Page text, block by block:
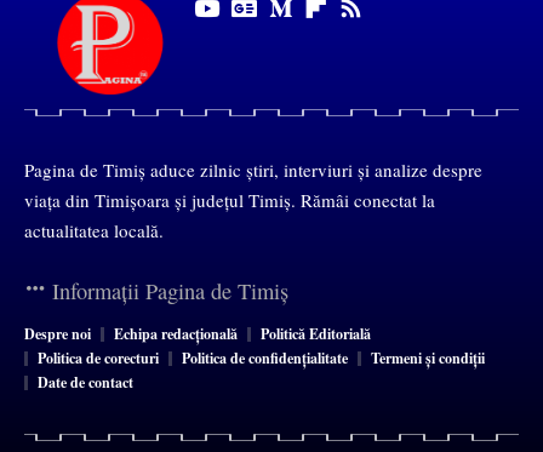
Pagina de Timiș aduce zilnic știri, interviuri și analize despre
viața din Timișoara și județul Timiș. Rămâi conectat la
actualitatea locală.
Informații Pagina de Timiș
Despre noi Echipa redacțională
Politică Editorială
Politica de corecturi
Politica de confidențialitate
Termeni și condiții
Date de contact